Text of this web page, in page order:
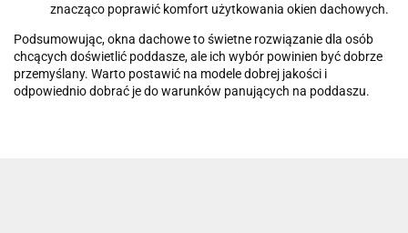
znacząco poprawić komfort użytkowania okien dachowych.
Podsumowując, okna dachowe to świetne rozwiązanie dla osób
chcących doświetlić poddasze, ale ich wybór powinien być dobrze
przemyślany. Warto postawić na modele dobrej jakości i
odpowiednio dobrać je do warunków panujących na poddaszu.